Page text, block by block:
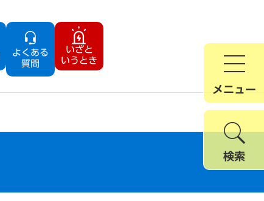
よくある
質問
いざと
いうとき
メニュー
検索